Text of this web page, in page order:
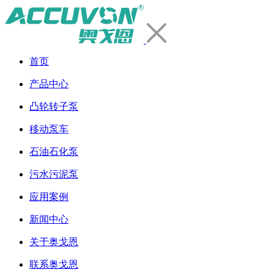
首页
产品中心
凸轮转子泵
移动泵车
石油石化泵
污水污泥泵
应用案例
新闻中心
关于奥戈恩
联系奥戈恩